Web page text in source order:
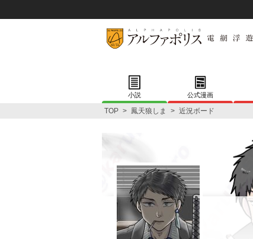
小説 公式漫画
TOP > 鳳天狼しま > 近況ボード